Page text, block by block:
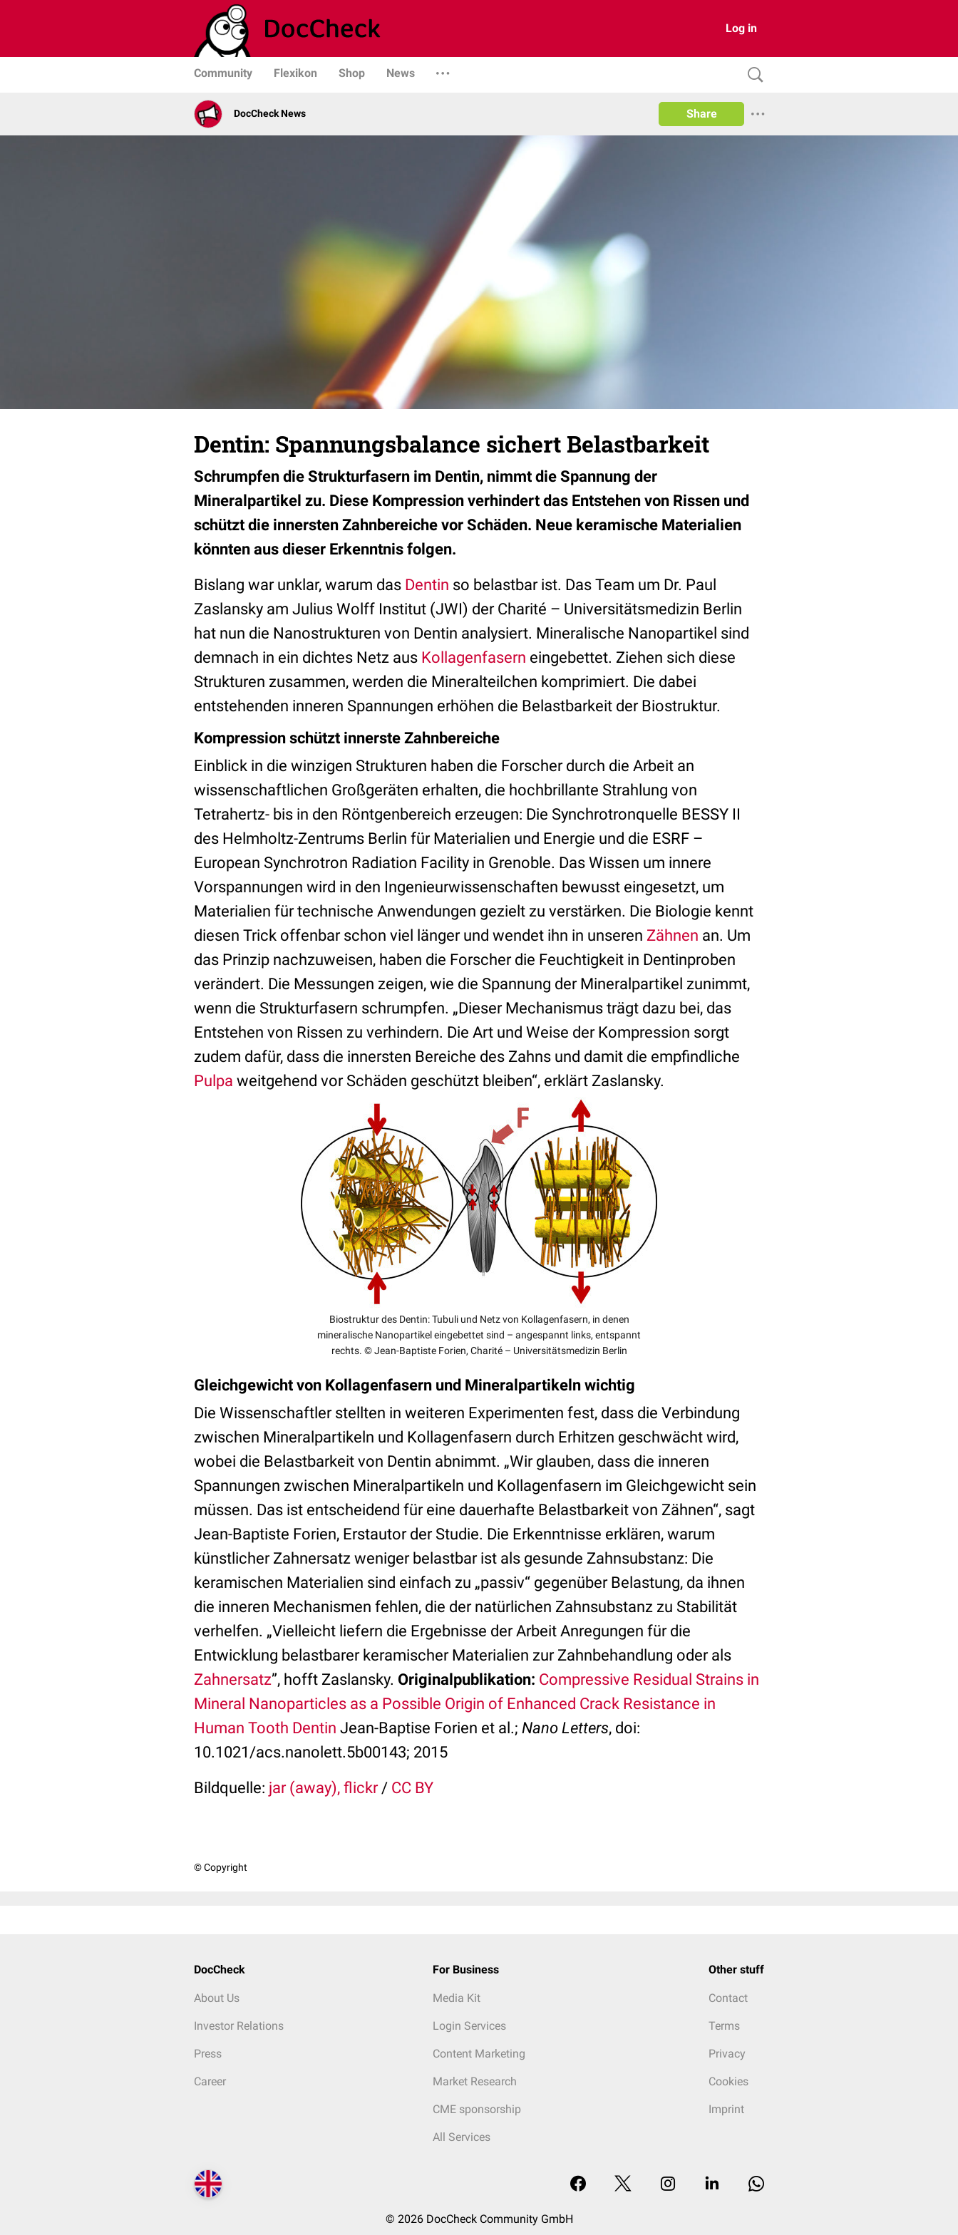
Log in
Community Flexikon Shop News
DocCheck News Share
Dentin: Spannungsbalance sichert Belastbarkeit
Schrumpfen die Strukturfasern im Dentin, nimmt die Spannung der
Mineralpartikel zu. Diese Kompression verhindert das Entstehen von Rissen und
schützt die innersten Zahnbereiche vor Schäden. Neue keramische Materialien
könnten aus dieser Erkenntnis folgen.
Bislang war unklar, warum das Dentin so belastbar ist. Das Team um Dr. Paul
Zaslansky am Julius Wolff Institut (JWI) der Charité – Universitätsmedizin Berlin
hat nun die Nanostrukturen von Dentin analysiert. Mineralische Nanopartikel sind
demnach in ein dichtes Netz aus Kollagenfasern eingebettet. Ziehen sich diese
Strukturen zusammen, werden die Mineralteilchen komprimiert. Die dabei
entstehenden inneren Spannungen erhöhen die Belastbarkeit der Biostruktur.
Kompression schützt innerste Zahnbereiche
Einblick in die winzigen Strukturen haben die Forscher durch die Arbeit an
wissenschaftlichen Großgeräten erhalten, die hochbrillante Strahlung von
Tetrahertz- bis in den Röntgenbereich erzeugen: Die Synchrotronquelle BESSY II
des Helmholtz-Zentrums Berlin für Materialien und Energie und die ESRF –
European Synchrotron Radiation Facility in Grenoble. Das Wissen um innere
Vorspannungen wird in den Ingenieurwissenschaften bewusst eingesetzt, um
Materialien für technische Anwendungen gezielt zu verstärken. Die Biologie kennt
diesen Trick offenbar schon viel länger und wendet ihn in unseren Zähnen an. Um
das Prinzip nachzuweisen, haben die Forscher die Feuchtigkeit in Dentinproben
verändert. Die Messungen zeigen, wie die Spannung der Mineralpartikel zunimmt,
wenn die Strukturfasern schrumpfen. „Dieser Mechanismus trägt dazu bei, das
Entstehen von Rissen zu verhindern. Die Art und Weise der Kompression sorgt
zudem dafür, dass die innersten Bereiche des Zahns und damit die empfindliche
Pulpa weitgehend vor Schäden geschützt bleiben“, erklärt Zaslansky.
Biostruktur des Dentin: Tubuli und Netz von Kollagenfasern, in denen
mineralische Nanopartikel eingebettet sind – angespannt links, entspannt
rechts. © Jean-Baptiste Forien, Charité – Universitätsmedizin Berlin
Gleichgewicht von Kollagenfasern und Mineralpartikeln wichtig
Die Wissenschaftler stellten in weiteren Experimenten fest, dass die Verbindung
zwischen Mineralpartikeln und Kollagenfasern durch Erhitzen geschwächt wird,
wobei die Belastbarkeit von Dentin abnimmt. „Wir glauben, dass die inneren
Spannungen zwischen Mineralpartikeln und Kollagenfasern im Gleichgewicht sein
müssen. Das ist entscheidend für eine dauerhafte Belastbarkeit von Zähnen“, sagt
Jean-Baptiste Forien, Erstautor der Studie. Die Erkenntnisse erklären, warum
künstlicher Zahnersatz weniger belastbar ist als gesunde Zahnsubstanz: Die
keramischen Materialien sind einfach zu „passiv“ gegenüber Belastung, da ihnen
die inneren Mechanismen fehlen, die der natürlichen Zahnsubstanz zu Stabilität
verhelfen. „Vielleicht liefern die Ergebnisse der Arbeit Anregungen für die
Entwicklung belastbarer keramischer Materialien zur Zahnbehandlung oder als
Zahnersatz”, hofft Zaslansky. Originalpublikation: Compressive Residual Strains in
Mineral Nanoparticles as a Possible Origin of Enhanced Crack Resistance in
Human Tooth Dentin Jean-Baptise Forien et al.; Nano Letters, doi:
10.1021/acs.nanolett.5b00143; 2015
Bildquelle: jar (away), flickr/ CC BY
© Copyright
DocCheck
About Us
Investor Relations
Press
Career
For Business
Media Kit
Login Services
Content Marketing
Market Research
CME sponsorship
All Services
Other stuff
Contact
Terms
Privacy
Cookies
Imprint
© 2026 DocCheck Community GmbH